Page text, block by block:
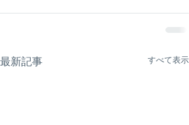
最新記事 すべて表示